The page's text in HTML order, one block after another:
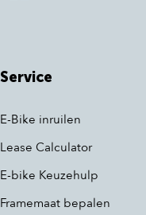
Service
E-Bike inruilen
Lease Calculator
E-bike Keuzehulp
Framemaat bepalen